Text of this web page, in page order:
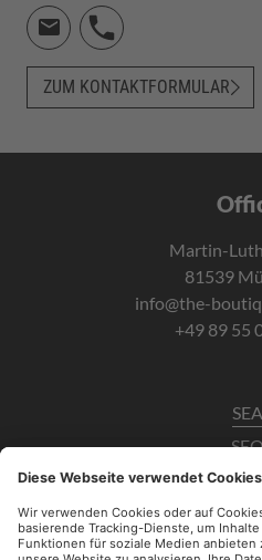
ZUM KONTAKTFORMULAR
Martin-
81539
info@the-
+49 89 55
SEA
Data
UX /
Paid